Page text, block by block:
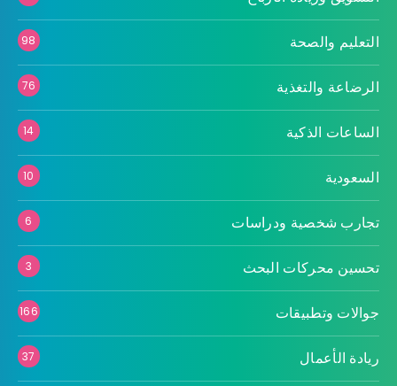
التعليم والصحة 98
الرضاعة والتغذية 76
الساعات الذكية 14
السعودية 10
تجارب شخصية ودراسات 6
تحسين محركات البحث 3
جوالات وتطبيقات 166
ريادة الأعمال 37